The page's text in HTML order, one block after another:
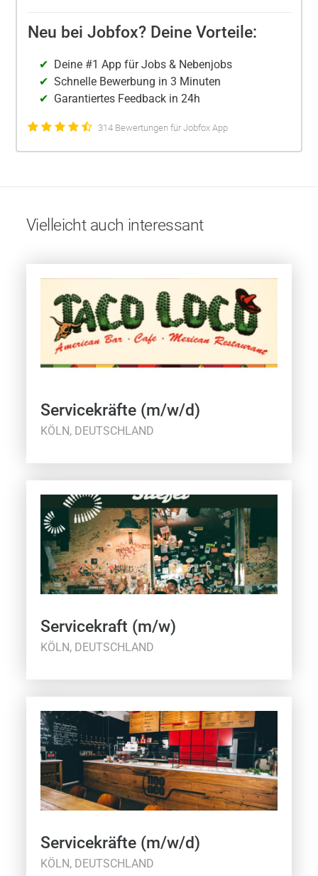
Neu bei Jobfox? Deine Vorteile:
Deine #1 App für Jobs & Nebenjobs
Schnelle Bewerbung in 3 Minuten
Garantiertes Feedback in 24h
314 Bewertungen für Jobfox App
Vielleicht auch interessant
Servicekräfte (m/w/d)
KÖLN, DEUTSCHLAND
Servicekraft (m/w)
KÖLN, DEUTSCHLAND
Servicekräfte (m/w/d)
KÖLN, DEUTSCHLAND